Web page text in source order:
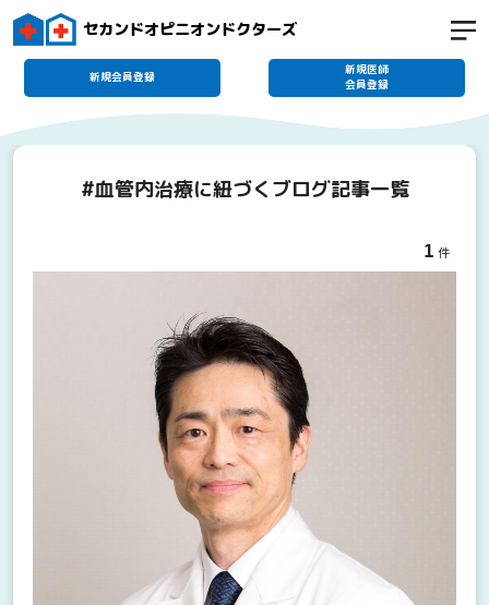
セカンドオピニオンドクターズ
新規会員登録
新規医師
会員登録
#血管内治療に紐づくブログ記事一覧
1 件